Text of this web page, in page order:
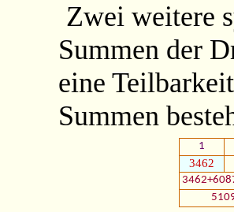
Zwei weitere
Summen der
eine
Summen
1
3462